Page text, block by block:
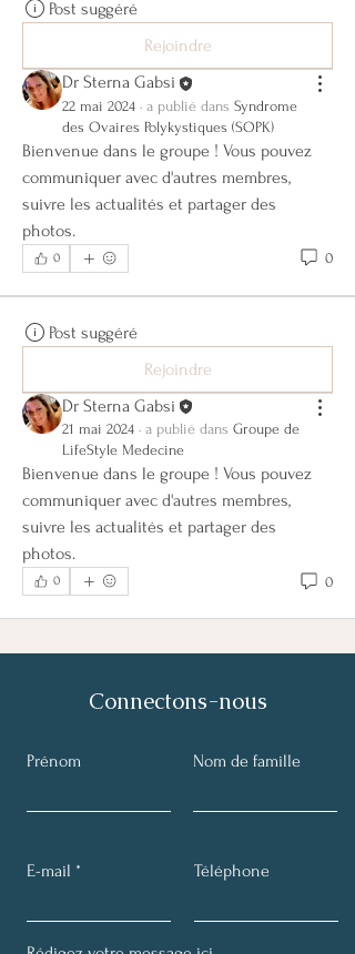
Post suggéré
Rejoindre
Dr Sterna Gabsi
22 mai 2024 · a publié dans Syndrome
des Ovaires Polykystiques (SOPK)
Bienvenue dans le groupe ! Vous pouvez
communiquer avec d'autres membres,
suivre les actualités et partager des
photos.
0 0
Post suggéré
Rejoindre
Dr Sterna Gabsi
21 mai 2024 · a publié dans Groupe de
LifeStyle Medecine
Bienvenue dans le groupe ! Vous pouvez
communiquer avec d'autres membres,
suivre les actualités et partager des
photos.
0 0
Connectons-nous
Prénom Nom de famille
E-mail Téléphone